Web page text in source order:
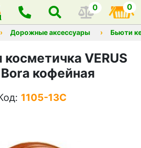
0 0
Дорожные аксессуары Бьюти
VERUS
кофейная
1105-13C